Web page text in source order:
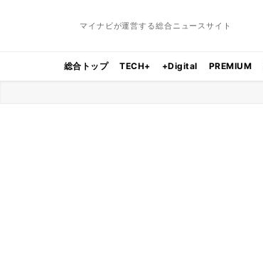
マイナビが運営する総合ニュースサイト
総合トップ TECH+ +Digital PREMIUM